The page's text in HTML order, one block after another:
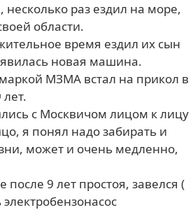
несколько раз ездил на море,
области.
время ездил их сын
новая машина.
МЗМА встал на прикол в
с Москвичом лицом к лицу
я понял надо забирать и
может и очень медленно,
после 9 лет простоя, завелся (